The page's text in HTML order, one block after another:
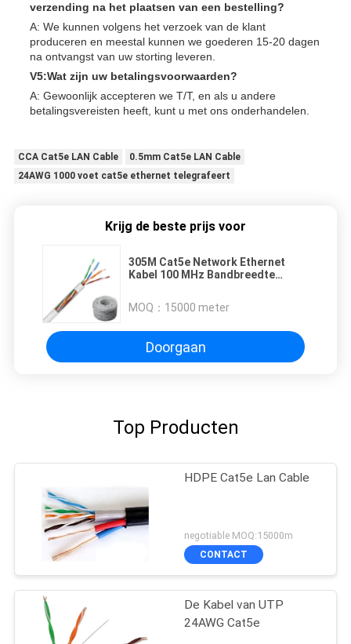
verzending na het plaatsen van een bestelling?
A: We kunnen volgens het verzoek van de klant
produceren en meestal kunnen we goederen 15-20 dagen
na ontvangst van uw storting leveren.
V5:Wat zijn uw betalingsvoorwaarden?
A: Gewoonlijk accepteren we T/T, en als u andere
betalingsvereisten heeft, kunt u met ons onderhandelen.
CCA Cat5e LAN Cable
0.5mm Cat5e LAN Cable
24AWG 1000 voet cat5e ethernet telegrafeert
Krijg de beste prijs voor
305M Cat5e Network Ethernet
Kabel 100 MHz Bandbreedte
MOQ： 15000 meter
Doorgaan
Top Producten
HDPE Cat5e Lan Cable
negotiable MOQ:15000m
CONTACT
De Kabel van UTP
24AWG Cat5e